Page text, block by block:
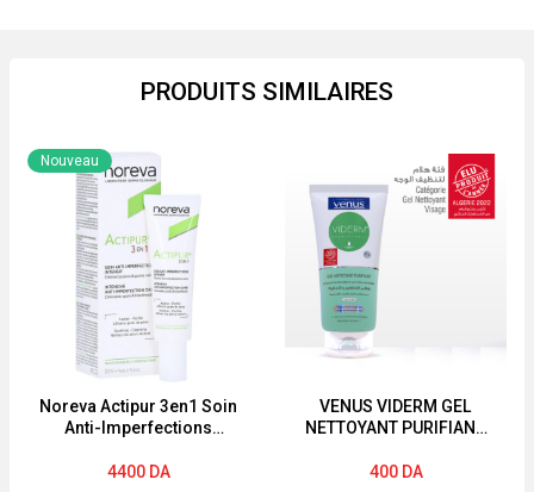
PRODUITS SIMILAIRES
Noreva Actipur 3en1 Soin
Anti-Imperfections
Nouveau
4400 DA
VENUS VIDERM GEL
NETTOYANT PURIFIANT
400 DA